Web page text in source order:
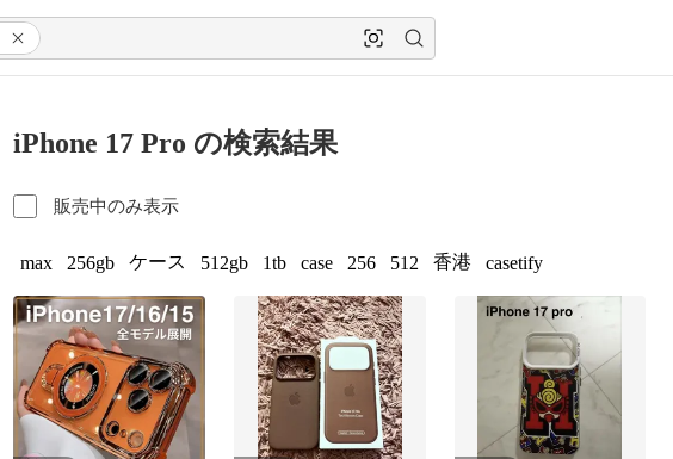
iPhone 17 Pro の検索結果
販売中のみ表示
max 256gb ケース 512gb 1tb case 256 512 香港 casetify